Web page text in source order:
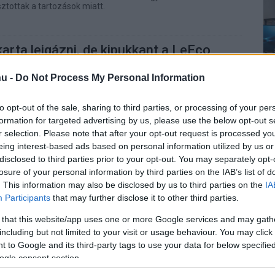
- Do Not Process My Personal Information
opt-out of the sale, sharing to third parties, or processing of your
for targeted advertising by us, please use the below opt-out
selection. Please note that after your opt-out request is processed
interest-based ads based on personal information utilized by us
to third parties prior to your opt-out. You may separately
of your personal information by third parties on the IAB’s list of
This information may also be disclosed by us to third parties on the
Participants that may further disclose it to other third parties.
that this website/app uses one or more Google services and may
but not limited to your visit or usage behaviour. You may
to Google and its third-party tags to use your data for below
consent section.
a tartozások miatt.
leigázni, de kipukkant a LeEco
völgyből a gyártó, pedig nem is olyan régen globális
kell a MediaTek
rendelések 50 százalékát lehet kénytelen
a LeEco
09:00
helyzetbe kerül a feltörekvő LeEco, amely most
kezd.